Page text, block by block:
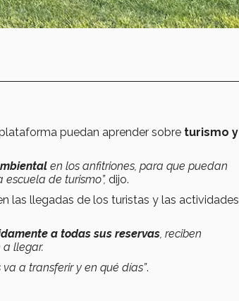
puedan aprender sobre turismo y
en los anfitriones, para que puedan
de turismo”, dijo.
las llegadas de los turistas y las actividades
a todas sus reservas, reciben
llegar.
a transferir y en qué días”.